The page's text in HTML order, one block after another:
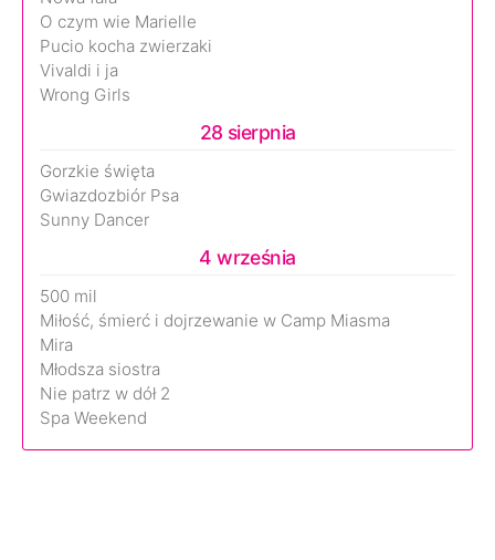
O czym wie Marielle
Pucio kocha zwierzaki
Vivaldi i ja
Wrong Girls
28 sierpnia
Gorzkie święta
Gwiazdozbiór Psa
Sunny Dancer
4 września
500 mil
Miłość, śmierć i dojrzewanie w Camp Miasma
Mira
Młodsza siostra
Nie patrz w dół 2
Spa Weekend